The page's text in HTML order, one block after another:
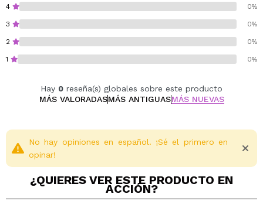
4 0%
3 0%
2 0%
1 0%
Hay 0 reseña(s) globales sobre este producto
MÁS VALORADASMÁS ANTIGUASMÁS NUEVAS
No hay opiniones en español. ¡Sé el primero en
opinar!
¿QUIERES VER ESTE PRODUCTO EN
ACCIÓN?